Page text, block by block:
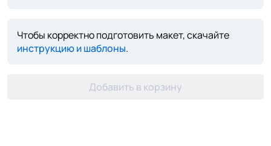
Чтобы корректно подготовить макет, скачайте
инструкцию и шаблоны.
Добавить в корзину